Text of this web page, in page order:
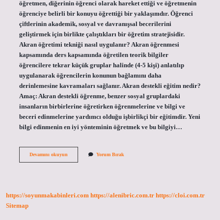
öğretmen, diğerinin öğrenci olarak hareket ettiği ve öğretmenin
öğrenciye belirli bir konuyu öğrettiği bir yaklaşımdır. Öğrenci
çiftlerinin akademik, sosyal ve davranışsal becerilerini
geliştirmek için birlikte çalıştıkları bir öğretim stratejisidir.
Akran öğretimi tekniği nasıl uygulanır? Akran öğrenmesi
kapsamında ders kapsamında öğretilen teorik bilgiler
öğrencilere tekrar küçük gruplar halinde (4-5 kişi) anlatılıp
uygulanarak öğrencilerin konunun bağlamını daha
derinlemesine kavramaları sağlanır. Akran destekli eğitim nedir?
Amaç: Akran destekli öğrenme, benzer sosyal gruplardaki
insanların birbirlerine öğretirken öğrenmelerine ve bilgi ve
beceri edinmelerine yardımcı olduğu işbirlikçi bir eğitimdir. Yeni
bilgi edinmenin en iyi yönteminin öğretmek ve bu bilgiyi…
Devamını okuyunAkran
Yorum Bırak
https://soyunmakabinleri.com https://alenibric.com.tr https://cloi.com.tr
Sitemap